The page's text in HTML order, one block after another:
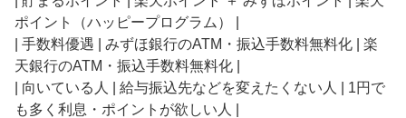
ポイント（ハッピープログラム） |
| 手数料優遇 | みずほ銀行のATM・振込手数料無料化 | 楽
天銀行のATM・振込手数料無料化 |
| 向いている人 | 給与振込先などを変えたくない人 | 1円で
も多く利息・ポイントが欲しい人 |